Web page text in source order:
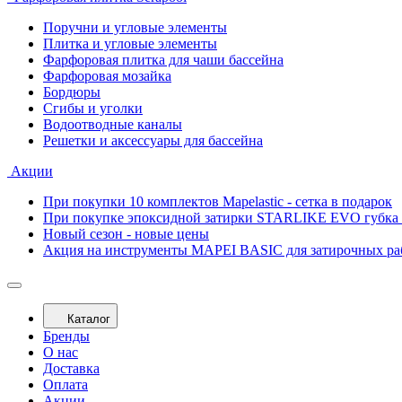
Поручни и угловые элементы
Плитка и угловые элементы
Фарфоровая плитка для чаши бассейна
Фарфоровая мозайка
Бордюры
Сгибы и уголки
Водоотводные каналы
Решетки и аксессуары для бассейна
Акции
При покупки 10 комплектов Mapelastic - сетка в подарок
При покупке эпоксидной затирки STARLIKE EVO губка
Новый сезон - новые цены
Акция на инструменты MAPEI BASIC для затирочных
Каталог
Бренды
О нас
Доставка
Оплата